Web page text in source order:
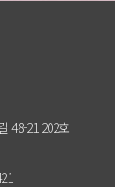
48-21 202호